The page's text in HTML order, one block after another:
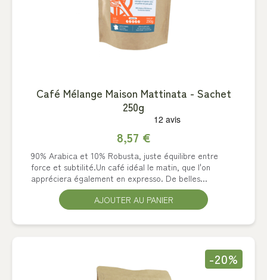
Café Mélange Maison Mattinata - Sachet
250g
8,57 €
90% Arabica et 10% Robusta, juste équilibre entre
force et subtilité.Un café idéal le matin, que l'on
appréciera également en expresso. De belles...
AJOUTER AU PANIER
-20%